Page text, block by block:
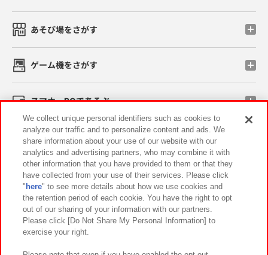
あそび場をさがす
ゲーム機をさがす
スマホ・PCであそぶ
イベント・キャンペーン
関連会社 サステナビリティ サイトポリシー
プライバシーポリシー ウェブアクセシビリティ方針と検証結果
お取引先さまとともに
カスタマーハラスメント対応方針 よくあるご質問・お問い合わせ
We collect unique personal identifiers such as cookies to
analyze our traffic and to personalize content and ads. We
share information about your use of our website with our
analytics and advertising partners, who may combine it with
other information that you have provided to them or that they
have collected from your use of their services. Please click
" here" to see more details about how we use cookies and
the retention period of each cookie. You have the right to opt
out of our sharing of your information with our partners.
Please click [Do Not Share My Personal Information] to
exercise your right.